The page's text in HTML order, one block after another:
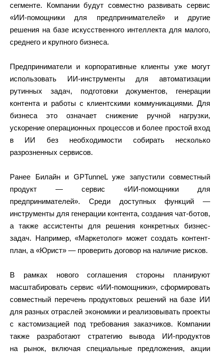
сегменте. Компании будут совместно развивать сервис
«ИИ-помощники для предпринимателей» и другие
решения на базе искусственного интеллекта для малого,
среднего и крупного бизнеса.
Предприниматели и корпоративные клиенты уже могут
использовать ИИ-инструменты для автоматизации
рутинных задач, подготовки документов, генерации
контента и работы с клиентскими коммуникациями. Для
бизнеса это означает снижение ручной нагрузки,
ускорение операционных процессов и более простой вход
в ИИ без необходимости собирать несколько
разрозненных сервисов.
Ранее Билайн и GPTunneL уже запустили совместный
продукт — сервис «ИИ-помощники для
предпринимателей». Среди доступных функций —
инструменты для генерации контента, создания чат-ботов,
а также ассистенты для решения конкретных бизнес-
задач. Например, «Маркетолог» может создать контент-
план, а «Юрист» — проверить договор на наличие рисков.
В рамках нового соглашения стороны планируют
масштабировать сервис «ИИ-помощники», сформировать
совместный перечень продуктовых решений на базе ИИ
для разных отраслей экономики и реализовывать проекты
с кастомизацией под требования заказчиков. Компании
также разработают стратегию вывода ИИ-продуктов
на рынок, включая специальные предложения, акции